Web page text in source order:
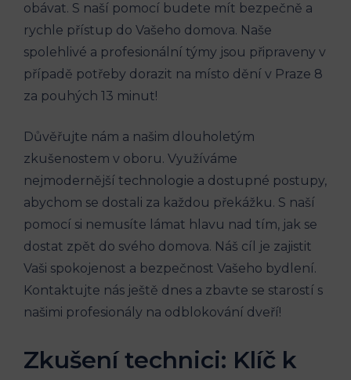
obávat. S naší pomocí budete mít bezpečně a
rychle přístup do Vašeho domova. Naše
spolehlivé a profesionální týmy jsou připraveny v
případě potřeby dorazit na místo dění v Praze 8
za pouhých 13 minut!
Důvěřujte nám a našim dlouholetým
zkušenostem v oboru. Využíváme
nejmodernější technologie a dostupné postupy,
abychom se dostali za každou překážku. S naší
pomocí si nemusíte lámat hlavu nad tím, jak se
dostat zpět do svého domova. Náš cíl je zajistit
Vaši spokojenost a bezpečnost Vašeho bydlení.
Kontaktujte nás ještě dnes a zbavte se starostí s
našimi profesionály na odblokování dveří!
Zkušení technici: Klíč k